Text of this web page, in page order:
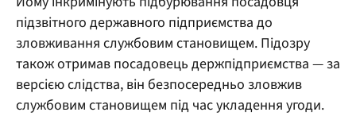
підзвітного державного підприємства до
зловживання службовим становищем. Підозру
також отримав посадовець держпідприємства — за
версією слідства, він безпосередньо зловжив
службовим становищем під час укладення угоди.